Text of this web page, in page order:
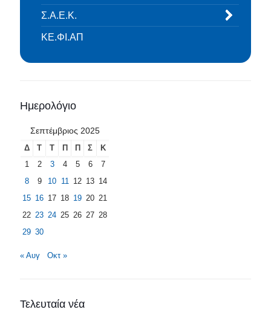
Σ.Α.Ε.Κ.
ΚΕ.ΦΙ.ΑΠ
Ημερολόγιο
Σεπτέμβριος 2025
Δ Τ Τ Π Π Σ
Κ
1
2 3 4 5 6
7
8
9 10 11 12 13 14
15 16 17 18 19 20 21
22 23 24 25 26 27 28
29 30
« Αυγ Οκτ »
Τελευταία νέα